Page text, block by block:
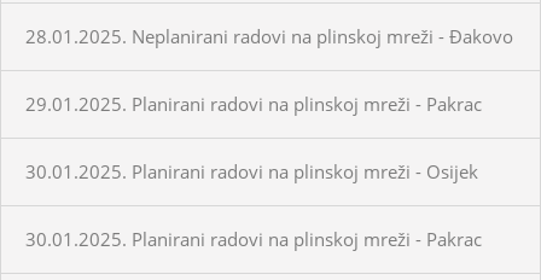
28.01.2025. Neplanirani radovi na plinskoj mreži - Đakovo
29.01.2025. Planirani radovi na plinskoj mreži - Pakrac
30.01.2025. Planirani radovi na plinskoj mreži - Osijek
30.01.2025. Planirani radovi na plinskoj mreži - Pakrac